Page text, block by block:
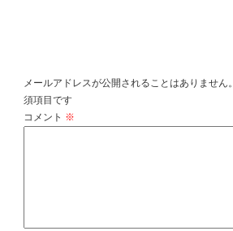
メールアドレスが公開されることはありません。
須項目です
コメント ※